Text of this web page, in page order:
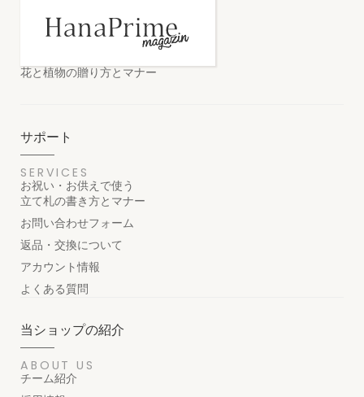
花と植物の贈り方とマナー
サポート
SERVICES
お祝い・お供えで使う
立て札の書き方とマナー
お問い合わせフォーム
返品・交換について
アカウント情報
よくある質問
当ショップの紹介
ABOUT US
チーム紹介